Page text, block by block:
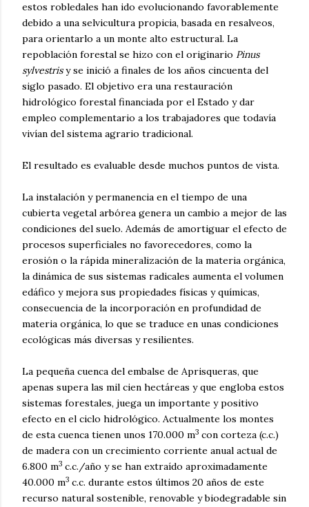
estos robledales han ido evolucionando favorablemente
debido a una selvicultura propicia, basada en resalveos,
para orientarlo a un monte alto estructural. La
repoblación forestal se hizo con el originario Pinus
sylvestrisy se inició a finales de los años cincuenta del
siglo pasado. El objetivo era una restauración
hidrológico forestal financiada por el Estado y dar
empleo complementario a los trabajadores que todavía
vivían del sistema agrario tradicional.
El resultado es evaluable desde muchos puntos de vista.
La instalación y permanencia en el tiempo de una
cubierta vegetal arbórea genera un cambio a mejor de las
condiciones del suelo. Además de amortiguar el efecto de
procesos superficiales no favorecedores, como la
erosión o la rápida mineralización de la materia orgánica,
la dinámica de sus sistemas radicales aumenta el volumen
edáfico y mejora sus propiedades físicas y químicas,
consecuencia de la incorporación en profundidad de
materia orgánica, lo que se traduce en unas condiciones
ecológicas más diversas y resilientes.
La pequeña cuenca del embalse de Aprisqueras, que
apenas supera las mil cien hectáreas y que engloba estos
sistemas forestales, juega un importante y positivo
efecto en el ciclo hidrológico. Actualmente los montes
de esta cuenca tienen unos 170.000 m3 con corteza (c.c.)
de madera con un crecimiento corriente anual actual de
6.800 m3 c.c./año y se han extraído aproximadamente
40.000 m3 c.c. durante estos últimos 20 años de este
recurso natural sostenible, renovable y biodegradable sin